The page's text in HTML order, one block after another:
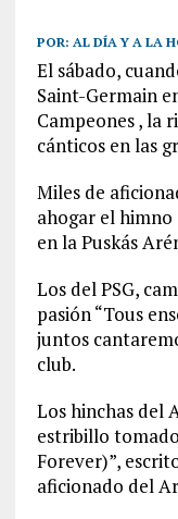
POR: AL DÍA Y A LA
El sábado,
Saint-Germain
Campeones , la
cánticos en las
Miles de
ahogar el himno
en la Puskás
Los del PSG,
pasión “Tous
juntos
club.
Los hinchas del
estribillo
Forever)”,
aficionado del